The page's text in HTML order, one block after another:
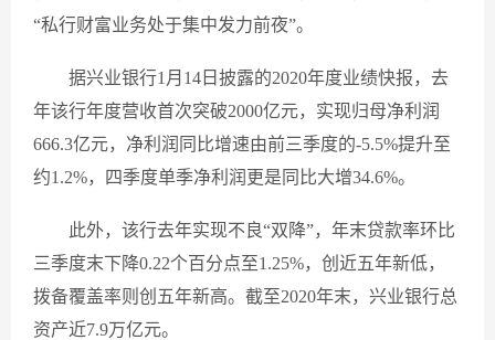
“私行财富业务处于集中发力前夜”。
据兴业银行1月14日披露的2020年度业绩快报，去
年该行年度营收首次突破2000亿元，实现归母净利润
666.3亿元，净利润同比增速由前三季度的-5.5%提升至
约1.2%，四季度单季净利润更是同比大增34.6%。
此外，该行去年实现不良“双降”，年末贷款率环比
三季度末下降0.22个百分点至1.25%，创近五年新低，
拨备覆盖率则创五年新高。截至2020年末，兴业银行总
资产近7.9万亿元。